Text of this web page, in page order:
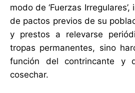
modo de ‘Fuerzas
de pactos previos de su
y prestos a relevarse
tropas permanentes, sino
función del contrincante y
cosechar.